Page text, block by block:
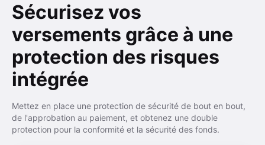
Sécurisez vos
versements grâce à une
protection des risques
intégrée
Mettez en place une protection de sécurité de bout en bout,
de l'approbation au paiement, et obtenez une double
protection pour la conformité et la sécurité des fonds.